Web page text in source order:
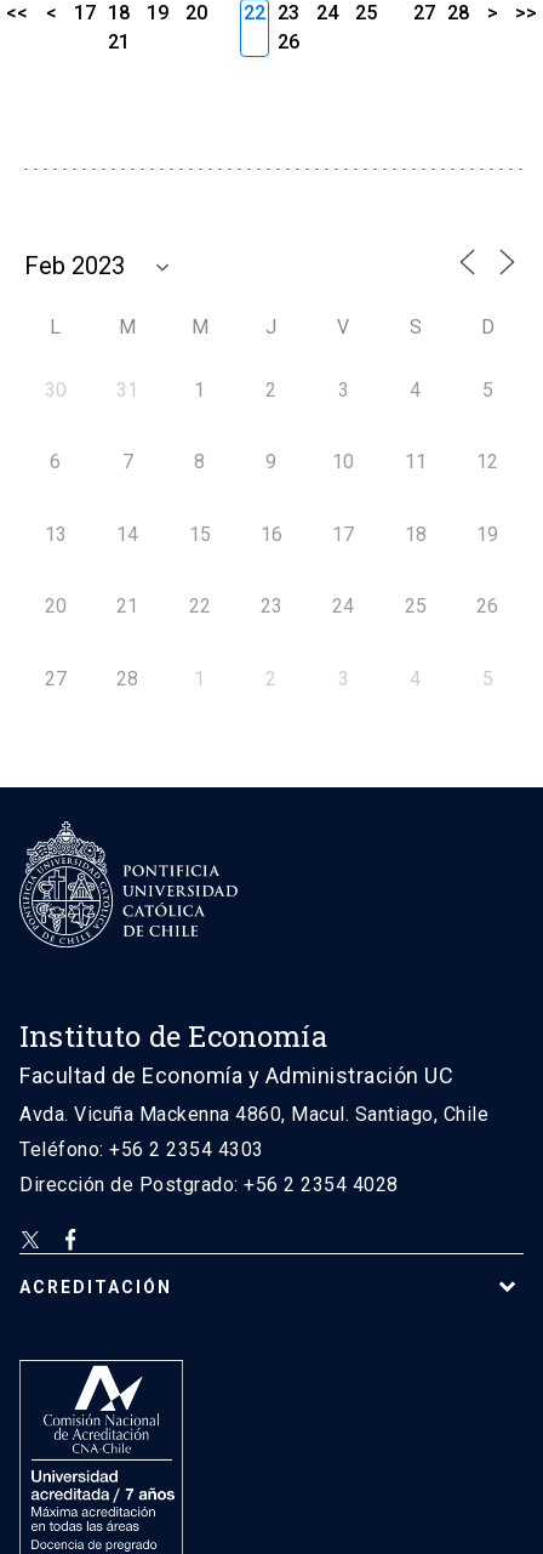
<< < 17 18 19
20
21
22 23 24
25
26
27 28 > >>
L M M J V S D
30 31 1 2 3 4 5
6 7 8 9 10 11 12
13 14 15 16 17 18 19
20 21 22 23 24 25 26
27 28 1 2 3 4 5
Instituto de Economía
Facultad de Economía y Administración UC
Avda. Vicuña Mackenna 4860, Macul. Santiago, Chile
Teléfono: +56 2 2354 4303
Dirección de Postgrado: +56 2 2354 4028
ACREDITACIÓN